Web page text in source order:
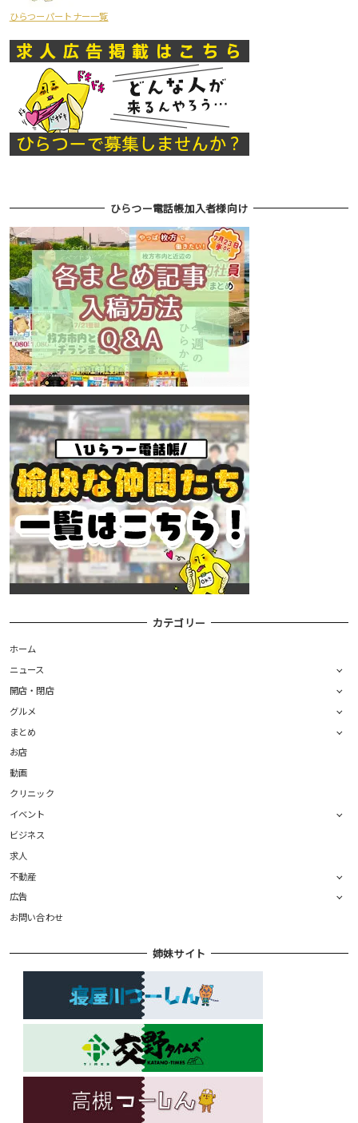
ひらつーパートナー一覧
ひらつー電話帳加入者様向け
カテゴリー
ホーム
ニュース
開店・閉店
グルメ
まとめ
お店
動画
クリニック
イベント
ビジネス
求人
不動産
広告
お問い合わせ
姉妹サイト